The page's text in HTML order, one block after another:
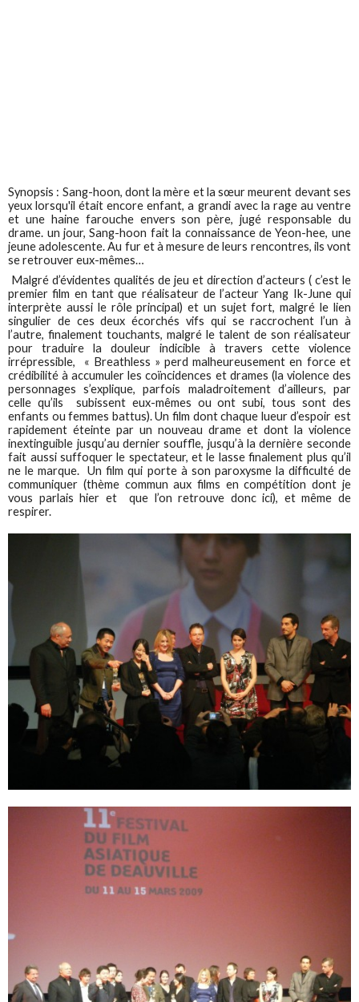
Synopsis : Sang-hoon, dont la mère et la sœur meurent devant ses
yeux lorsqu'il était encore enfant, a grandi avec la rage au ventre
et une haine farouche envers son père, jugé responsable du
drame. un jour, Sang-hoon fait la connaissance de Yeon-hee, une
jeune adolescente. Au fur et à mesure de leurs rencontres, ils vont
se retrouver eux-mêmes…
Malgré d’évidentes qualités de jeu et direction d’acteurs ( c’est le
premier film en tant que réalisateur de l’acteur Yang Ik-June qui
interprète aussi le rôle principal) et un sujet fort, malgré le lien
singulier de ces deux écorchés vifs qui se raccrochent l’un à
l’autre, finalement touchants, malgré le talent de son réalisateur
pour traduire la douleur indicible à travers cette violence
irrépressible, « Breathless » perd malheureusement en force et
crédibilité à accumuler les coïncidences et drames (la violence des
personnages s’explique, parfois maladroitement d’ailleurs, par
celle qu’ils subissent eux-mêmes ou ont subi, tous sont des
enfants ou femmes battus). Un film dont chaque lueur d’espoir est
rapidement éteinte par un nouveau drame et dont la violence
inextinguible jusqu’au dernier souffle, jusqu’à la dernière seconde
fait aussi suffoquer le spectateur, et le lasse finalement plus qu’il
ne le marque. Un film qui porte à son paroxysme la difficulté de
communiquer (thème commun aux films en compétition dont je
vous parlais hier et que l’on retrouve donc ici), et même de
respirer.